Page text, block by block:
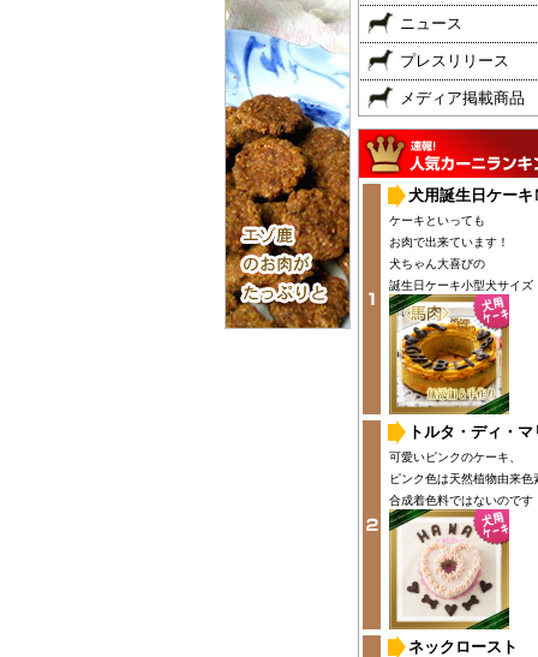
ニュース
プレスリリース
メディア掲載商品
犬用誕生日ケーキ
ケーキといっても
お肉で出来ています！
犬ちゃん大喜びの
誕生日ケーキ小型犬サイズ
トルタ・ディ・マ
可愛いピンクのケーキ、
ピンク色は天然植物由来色
合成着色料ではないのです
ネックロースト